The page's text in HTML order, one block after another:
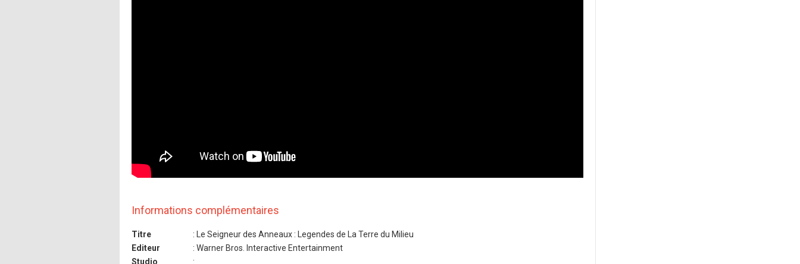
Informations complémentaires
Titre
: Le Seigneur des Anneaux : Legendes de La Terre du Milieu
Editeur
: Warner Bros. Interactive Entertainment
Studio
: